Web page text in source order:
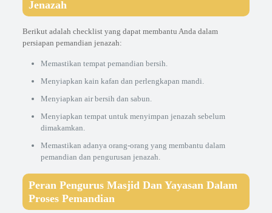
Jenazah
Berikut adalah checklist yang dapat membantu Anda dalam
persiapan pemandian jenazah:
Memastikan tempat pemandian bersih.
Menyiapkan kain kafan dan perlengkapan mandi.
Menyiapkan air bersih dan sabun.
Menyiapkan tempat untuk menyimpan jenazah sebelum
dimakamkan.
Memastikan adanya orang-orang yang membantu dalam
pemandian dan pengurusan jenazah.
Peran Pengurus Masjid Dan Yayasan Dalam
Proses Pemandian